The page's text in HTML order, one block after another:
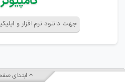
جهت دانلود نرم افزار و
ابتدای